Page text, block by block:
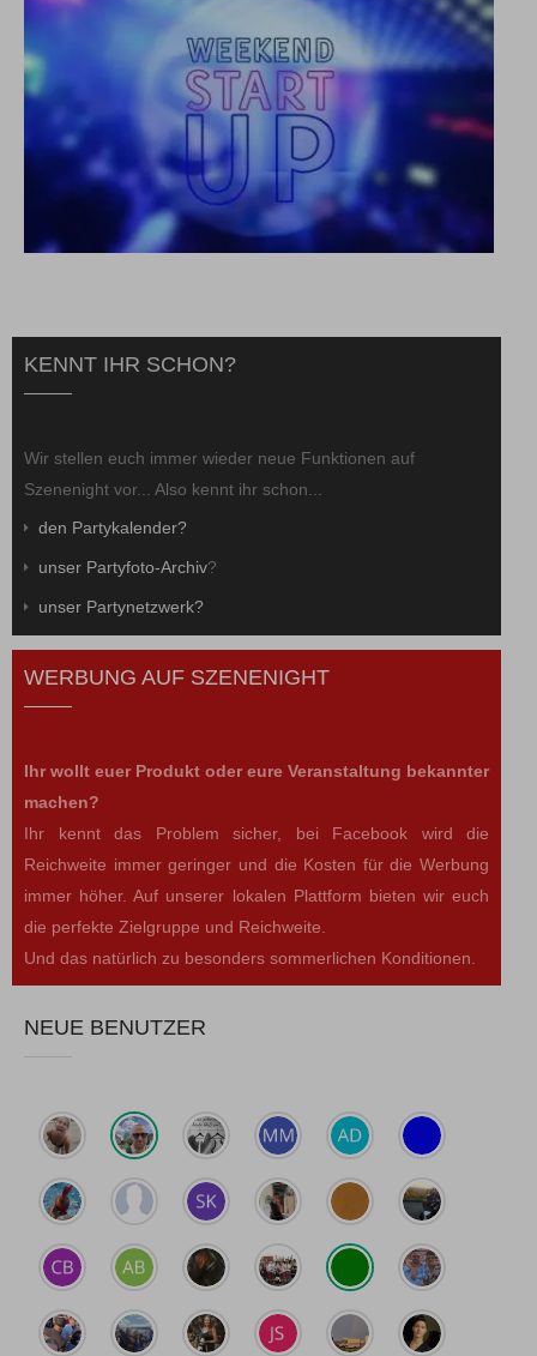
KENNT IHR SCHON?
Wir stellen euch immer wieder neue Funktionen auf
Szenenight vor... Also kennt ihr schon...
den Partykalender?
unser Partyfoto-Archiv?
unser Partynetzwerk?
WERBUNG AUF SZENENIGHT
Ihr wollt euer Produkt oder eure Veranstaltung bekannter
machen?
Ihr kennt das Problem sicher, bei Facebook wird die
Reichweite immer geringer und die Kosten für die Werbung
immer höher. Auf unserer lokalen Plattform bieten wir euch
die perfekte Zielgruppe und Reichweite.
Und das natürlich zu besonders sommerlichen Konditionen.
NEUE BENUTZER